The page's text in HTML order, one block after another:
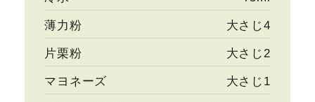
薄力粉 大さじ4
片栗粉 大さじ2
マヨネーズ 大さじ1